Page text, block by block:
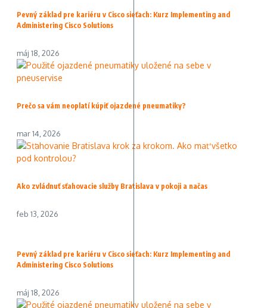
Pevný základ pre kariéru v Cisco sieťach: Kurz Implementing and
Administering Cisco Solutions
máj 18, 2026
Prečo sa vám neoplatí kúpiť ojazdené pneumatiky?
mar 14, 2026
Ako zvládnuť sťahovacie služby Bratislava v pokoji a načas
feb 13, 2026
Pevný základ pre kariéru v Cisco sieťach: Kurz Implementing and
Administering Cisco Solutions
máj 18, 2026